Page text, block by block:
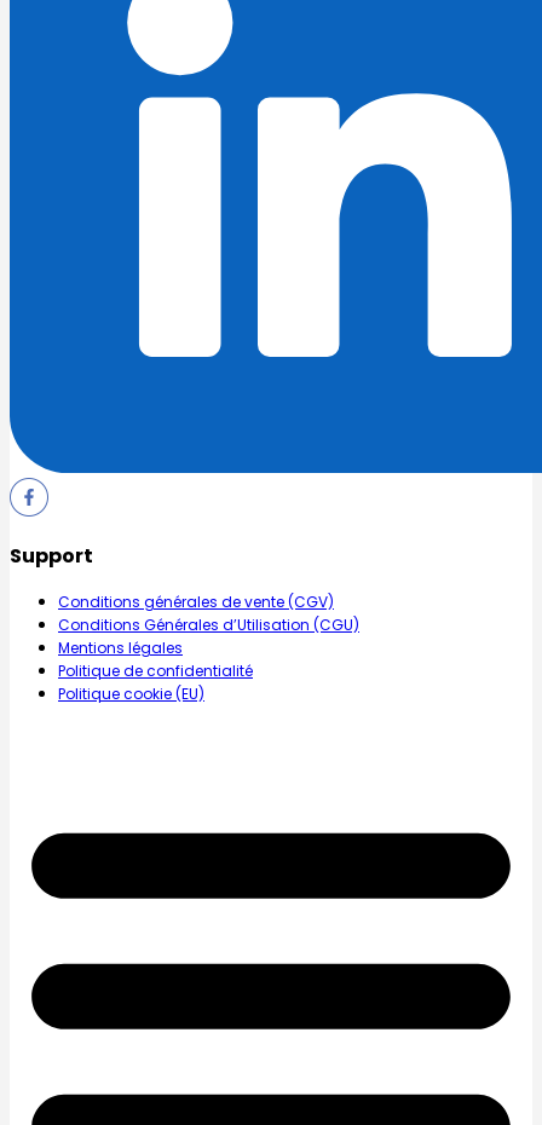
Support
Conditions générales de vente (CGV)
Conditions Générales d’Utilisation (CGU)
Mentions légales
Politique de confidentialité
Politique cookie (EU)